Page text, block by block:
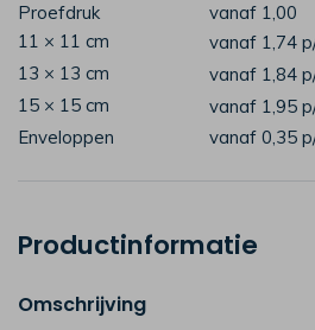
Proefdruk
vanaf 1,00
11 × 11 cm
vanaf 1,74
13 × 13 cm
vanaf 1,84
15 × 15 cm
vanaf 1,95
Enveloppen
vanaf 0,35
Productinformatie
Omschrijving